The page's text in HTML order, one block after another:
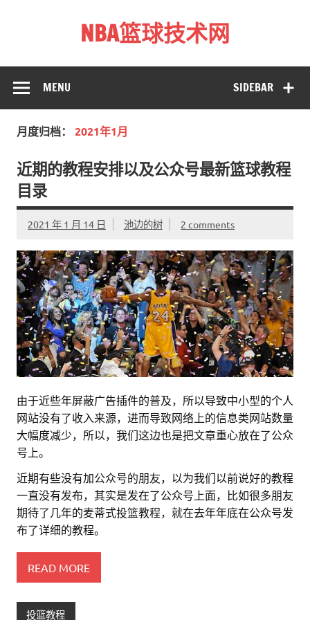
NBA篮球技术网
SIDEBAR
MENU
月度归档： 2021年1月
近期的教程安排以及公众号最新篮球教程
目录
2021 年 1 月 14 日 池边的树 2 comments
由于近些年屏蔽广告插件的普及，所以导致中小型的个人
网站没有了收入来源，进而导致网络上的信息类网站数量
大幅度减少，所以，我们这边也是把文章重心放在了公众
号上。
近期有些没有加公众号的朋友，以为我们以前说好的教程
一直没有发布，其实是发在了公众号上面，比如很多朋友
期待了几年的麦蒂式投篮教程，就在去年年底在公众号发
布了详细的教程。
READ MORE
投篮教程